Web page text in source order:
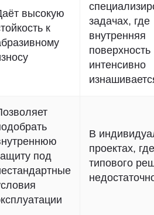
высокую
к
задачах, где
внутренняя
поверхность
интенсивно
под
В
проектах, где
типового